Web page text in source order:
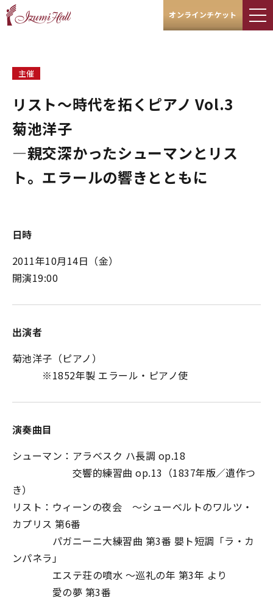
オンラインチケット
主催
リスト～時代を拓くピアノ Vol.3
菊池洋子
―親交深かったシューマンとリス
ト。エラールの響きとともに
日時
2011年10月14日（金）
開演19:00
出演者
菊池洋子（ピアノ）
※1852年製 エラール・ピアノ使
演奏曲目
シューマン：アラベスク ハ長調 op.18
交響的練習曲 op.13（1837年版／遺作つ
き）
リスト：ウィーンの夜会 ～シューベルトのワルツ・
カプリス 第6番
パガニーニ大練習曲 第3番 嬰ト短調「ラ・カ
ンパネラ」
エステ荘の噴水 ～巡礼の年 第3年 より
愛の夢 第3番